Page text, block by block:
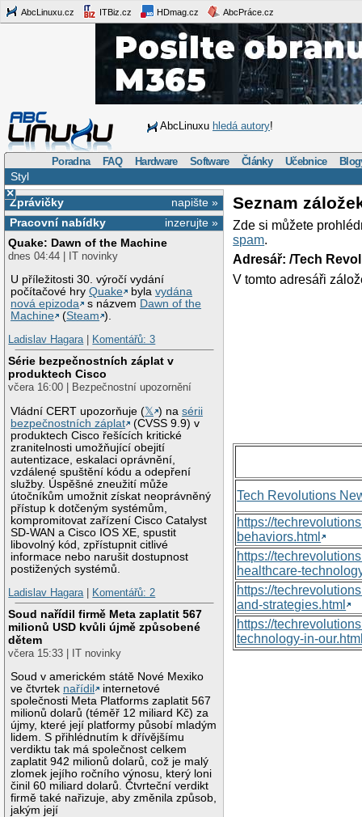
AbcLinuxu.cz ITBiz.cz HDmag.cz AbcPráce.cz
AbcLinuxu hledá autory!
Poradna FAQ Hardware Software Články Učebnice
Styl
×
napište »
Zprávičky
inzerujte »
Pracovní nabídky
Quake: Dawn of the Machine
dnes 04:44 | IT novinky
U příležitosti 30. výročí vydání
počítačové hryQuake bylavydána
nová epizoda
s názvem Dawn of the
Machine
(Steam ).
Ladislav Hagara| Komentářů: 3
Série bezpečnostních záplat v
produktech Cisco
včera 16:00 | Bezpečnostní upozornění
Vládní CERT upozorňuje (𝕏 ) nasérii
bezpečnostních záplat
(CVSS 9.9) v
produktech Cisco řešících kritické
zranitelnosti umožňující obejití
autentizace, eskalaci oprávnění,
vzdálené spuštění kódu a odepření
služby. Úspěšné zneužití může
útočníkům umožnit získat neoprávněný
přístup k dotčeným systémům,
kompromitovat zařízení Cisco Catalyst
SD-WAN a Cisco IOS XE, spustit
libovolný kód, zpřístupnit citlivé
informace nebo narušit dostupnost
postižených systémů.
Ladislav Hagara| Komentářů: 2
Soud nařídil firmě Meta zaplatit 567
milionů USD kvůli újmě způsobené
dětem
včera 15:33 | IT novinky
Soud v americkém státě Nové Mexiko
ve čtvrtek nařídil
internetové
společnosti Meta Platforms zaplatit 567
milionů dolarů (téměř 12 miliard Kč) za
újmy, které její platformy působí mladým
lidem. S přihlédnutím k dřívějšímu
verdiktu tak má společnost celkem
zaplatit 942 milionů dolarů, což je malý
zlomek jejího ročního výnosu, který loni
činil 60 miliard dolarů. Čtvrteční verdikt
firmě také nařizuje, aby změnila způsob,
jakým její
Seznam
Zde si můžete
spam.
Adresář: /Tech
V tomto adresáři
Tech Revolutions
https://
behaviors.html
https://
healthcare-
https://
and-strategies.html
https://
technology-in-